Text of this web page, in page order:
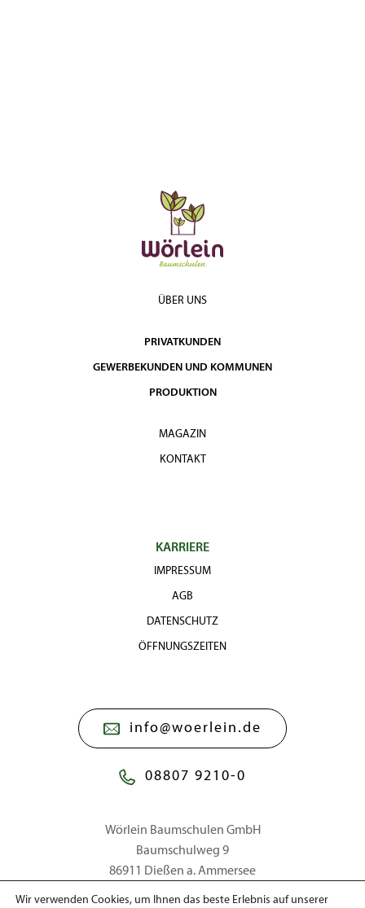
ÜBER UNS
PRIVATKUNDEN
GEWERBEKUNDEN UND KOMMUNEN
PRODUKTION
MAGAZIN
KONTAKT
KARRIERE
IMPRESSUM
AGB
DATENSCHUTZ
ÖFFNUNGSZEITEN
info@woerlein.de
08807 9210-0
Wörlein Baumschulen GmbH
Baumschulweg 9
86911 Dießen a. Ammersee
Wir verwenden Cookies, um Ihnen das beste Erlebnis auf unserer